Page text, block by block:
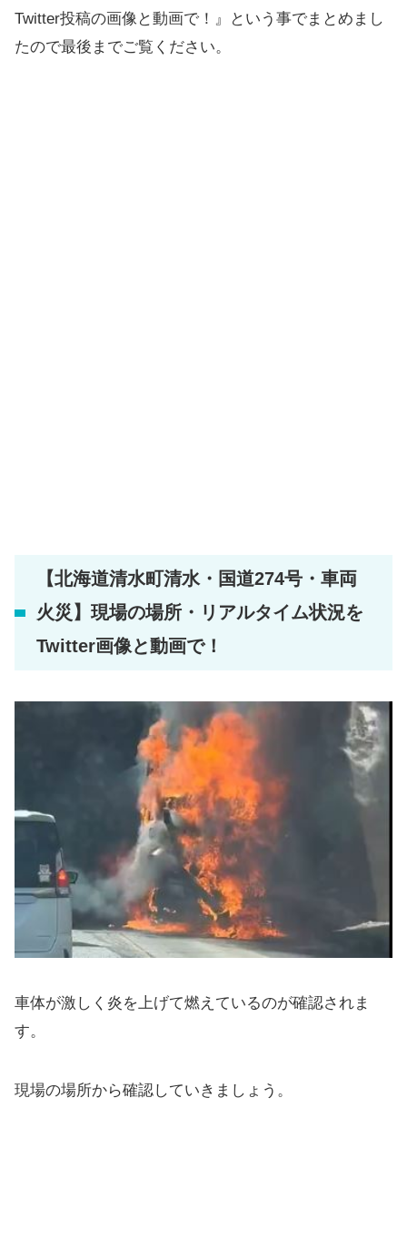
Twitter投稿の画像と動画で！』という事でまとめまし
たので最後までご覧ください。
【北海道清水町清水・国道274号・車両
火災】現場の場所・リアルタイム状況を
Twitter画像と動画で！
車体が激しく炎を上げて燃えているのが確認されま
す。
現場の場所から確認していきましょう。